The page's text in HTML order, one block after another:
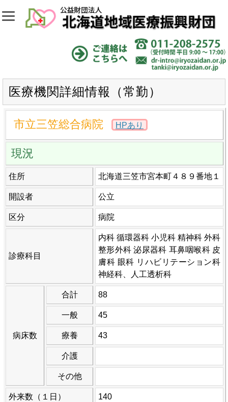
医療機関詳細情報（常勤）
市立三笠総合病院 HPあり
現況
住所 北海道三笠市宮本町４８９番地１
開設者 公立
区分 病院
診療科目
内科 循環器科 小児科 精神科 外科
整形外科 泌尿器科 耳鼻咽喉科 皮
膚科 眼科 リハビリテーション科
神経科、人工透析科
病床数
合計 88
一般 45
療養 43
介護
その他
外来数（１日） 140